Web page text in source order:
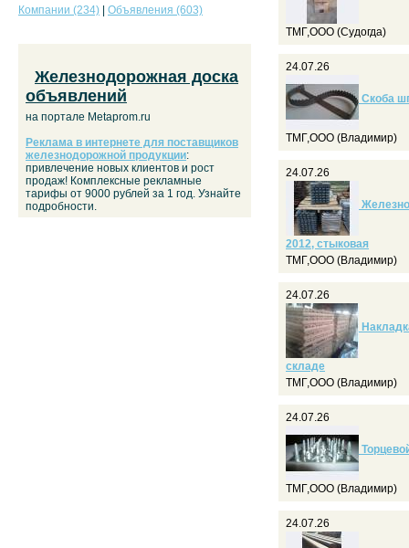
ТМГ,ООО (Судогда)
24.07.26
Скоба
ТМГ,ООО (Владимир)
24.07.26
2012, стыковая
ТМГ,ООО (Владимир)
24.07.26
складе
ТМГ,ООО (Владимир)
24.07.26
ТМГ,ООО (Владимир)
24.07.26
Компании (234)
Объявления (603)
Железнодорожная доска
объявлений
на портале Metaprom.ru
Реклама в интернете для поставщиков
железнодорожной продукции:
привлечение новых клиентов и рост
продаж! Комплексные рекламные
тарифы от 9000 рублей за 1 год. Узнайте
подробности.